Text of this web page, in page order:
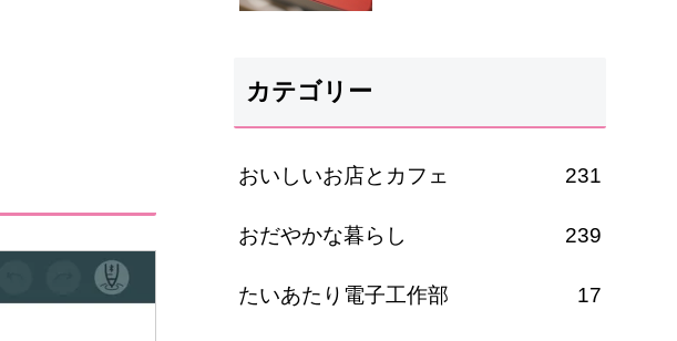
カテゴリー
おいしいお店とカフェ 231
おだやかな暮らし 239
たいあたり電子工作部 17